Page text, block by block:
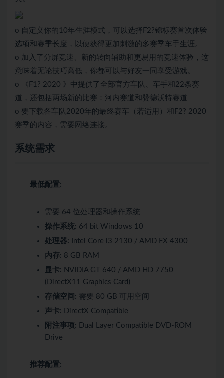
o 自定义你的10年生涯模式，可以选择F2?锦标赛首次体验
选项和赛季长度，以便获得更加刺激的多赛季车手生涯。
o 加入了分屏竞速、新的转向辅助和更易用的竞速体验，这
意味着无论技巧高低，你都可以与好友一同享受游戏。
o 《F1? 2020 》中提供了全部官方车队、车手和22条赛
道，还包括两场新的比赛：河内赛道和赞德沃特赛道
o 要下载各车队2020年的最终赛车（若适用）和F2? 2020
赛季的内容，需要网络连接。
系统需求
最低配置:
需要 64 位处理器和操作系统
操作系统: 64 bit Windows 10
处理器: Intel Core i3 2130 / AMD FX 4300
内存: 8 GB RAM
显卡: NVIDIA GT 640 / AMD HD 7750
(DirectX11 Graphics Card)
存储空间: 需要 80 GB 可用空间
声卡: DirectX Compatible
附注事项: Dual Layer Compatible DVD-ROM
Drive
推荐配置: